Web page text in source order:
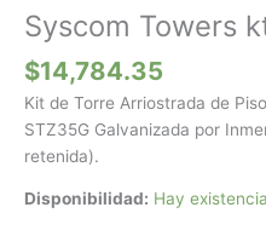
Syscom Towers
$14,784.35
Kit de Torre Arriostrada de
STZ35G Galvanizada por
retenida).
Disponibilidad: Hay